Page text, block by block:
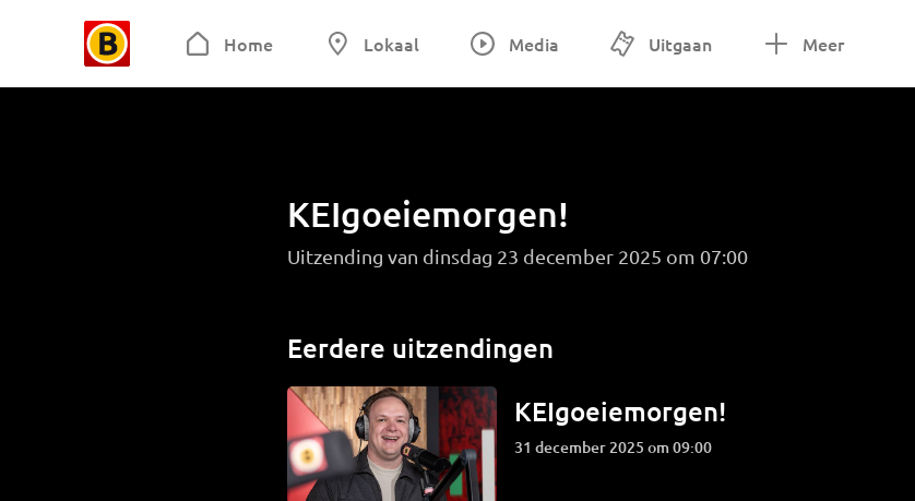
Home Lokaal Media Uitgaan Meer
KEIgoeiemorgen!
Uitzending van dinsdag 23 december 2025 om 07:00
Eerdere uitzendingen
KEIgoeiemorgen!
31 december 2025 om 09:00